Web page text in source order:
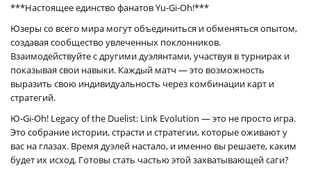
***Настоящее единство фанатов Yu-Gi-Oh!***
Юзеры со всего мира могут объединиться и обменяться опытом,
создавая сообщество увлеченных поклонников.
Взаимодействуйте с другими дуэлянтами, участвуя в турнирах и
показывая свои навыки. Каждый матч — это возможность
выразить свою индивидуальность через комбинации карт и
стратегий.
Ю-Gi-Oh! Legacy of the Duelist: Link Evolution — это не просто игра.
Это собрание истории, страсти и стратегии, которые оживают у
вас на глазах. Время дуэлей настало, и именно вы решаете, каким
будет их исход. Готовы стать частью этой захватывающей саги?